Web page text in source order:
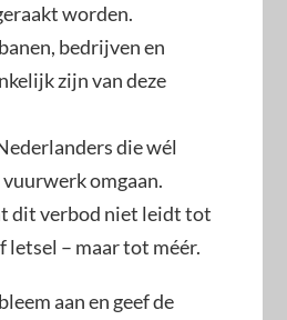
worden.
bedrijven en
zijn van deze
die wél
omgaan.
dit verbod niet leidt tot
letsel – maar tot méér.
aan en geef de